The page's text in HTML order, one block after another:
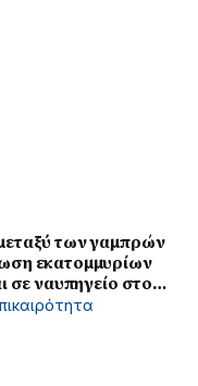
των γαμπρών
εκατομμυρίων
σε ναυπηγείο στο